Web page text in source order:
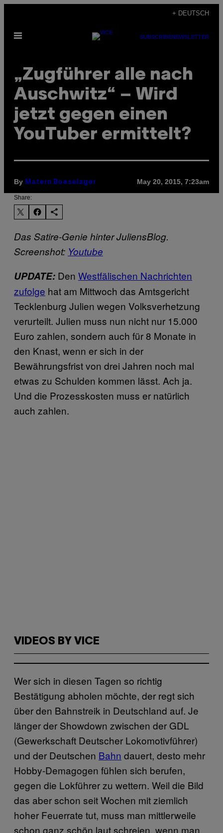
content
+ DEUTSCH
Open
SUBSCRIBENEWSLETTER
„Zugführer alle nach
Auschwitz“ – Wird
jetzt gegen einen
YouTuber ermittelt?
By Matern Boeselager May 20, 2015, 7:23am
Share:
Das Satire-Genie hinter JuliensBlog.
Screenshot: Youtube
UPDATE: Den Westfälischen Nachrichten
zufolge hat am Mittwoch das Amtsgericht
Tecklenburg Julien wegen Volksverhetzung
verurteilt. Julien muss nun nicht nur 15.000
Euro zahlen, sondern auch für 8 Monate in
den Knast, wenn er sich in der
Bewährungsfrist von drei Jahren noch mal
etwas zu Schulden kommen lässt. Ach ja.
Und die Prozesskosten muss er natürlich
auch zahlen.
VIDEOS BY VICE
Wer sich in diesen Tagen so richtig
Bestätigung abholen möchte, der regt sich
über den Bahnstreik in Deutschland auf. Je
länger der Showdown zwischen der GDL
(Gewerkschaft Deutscher Lokomotivführer)
und der Deutschen Bahn dauert, desto mehr
Hobby-Demagogen fühlen sich berufen,
gegen die Lokführer zu wettern. Weil die Bild
das aber schon seit Wochen mit ziemlich
hoher Feuerrate tut, muss man mittlerweile
schon ganz schön laut schreien, wenn man